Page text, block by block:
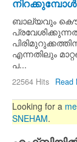
നിറക്കുമ്പോള്‍
ബാല്യവും
എന്നതിലും
പ...
22564 Hits Read
Looking for a
SNEHAM.